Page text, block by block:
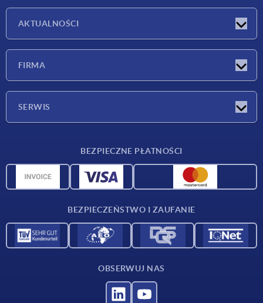
AKTUALNOŚCI
FIRMA
SERWIS
Dane CAD
BEZPIECZNE PŁATNOŚCI
BEZPIECZEŃSTWO I ZAUFANIE
OBSERWUJ NAS